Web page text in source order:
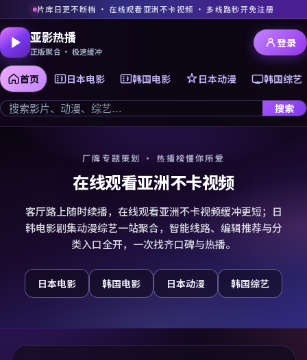
片库日更不断档 · 在线观看亚洲不卡视频 · 多线路秒开免注册
亚影热播
正版聚合 · 极速缓冲
首页 日本电影 韩国电影 日本动漫 韩国综艺
搜索
登录
厂牌专题策划 · 热播榜懂你所爱
在线观看亚洲不卡视频
客厅路上随时续播，在线观看亚洲不卡视频缓冲更短；日
韩电影剧集动漫综艺一站聚合，智能线路、编辑推荐与分
类入口全开，一次找齐口碑与热播。
日本电影 韩国电影 日本动漫 韩国综艺